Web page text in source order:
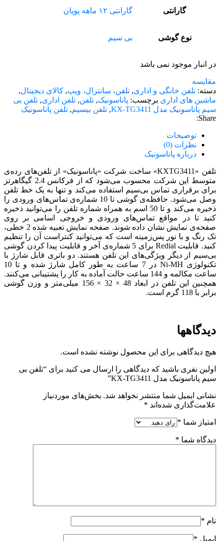
گارانتی گارانتی ۱۲ ماهه پویان
نوع گوشی بی سیم
در انبار موجود نمی باشد
مقایسه
دسته: تلفن خانگی و اداری, تلفن، سانترال، ویپ, کالای دیجیتال,
ماشین های اداری برچسب: پاناسونیک, تلفن, تلفن اداری, تلفن بی
سیم پاناسونیک مدل KX-TG3411
, تلفن بیسیم, تلفن پاناسونیک
Share:
توضیحات
نظرات (0)
درباره پاناسونیک
تلفن «KXTG3411» ساخت شرکت «پاناسونیک» از تلفن‌های رده‌ی
متوسط این شرکت محسوب می‌شود که از فرکانس 2.4 گیگاهرتز
برای برقراری تماس بی‌سیم استفاده می‌کند و تنها به یک خط تلفن
وصل می‌شود. حافظه‌ی گوشی تا 10 شماره‌ی تماس‌های ورودی را
ذخیره می‌کند و تا 50 اسم به همراه شماره تلفن را می‌توانید ذخیره
کنید تا در مواقع تماس‌های ورودی و خروجی اسامی بر روی
صفحه‌ی نمایش نشان داده شوند. صفحه نمایش تعبیه شده 2 خطی،
تک رنگ و با نور پس‌زمینه است که می‌توانید کنتراست آن را تنظیم
کنید. قابلیت Redial برای 5 شماره‌ی آخر و قابلیت پیدا کردن گوشی
بی‌سیم از دیگر ویژگی‌های این تلفن هستند. دو باتری قابل شارژ با
تکنولوژی Ni-MH در 7 ساعت به طور کامل شارژ شده و تا 10
ساعت مکالمه و 144 ساعت حالت آماده به کار را پشتیبانی می‌کنند.
همچنین این تلفن در ابعاد 48 × 32 × 156 میلی‌متر و وزن گوشی
برابر با 118 گرم است.
دیدگاهها
هیچ دیدگاهی برای این محصول نوشته نشده است.
اولین نفری باشید که دیدگاهی را ارسال می کنید برای “تلفن بی
سیم پاناسونیک مدل KX-TG3411”
نشانی ایمیل شما منتشر نخواهد شد. بخش‌های موردنیاز
علامت‌گذاری شده‌اند *
امتیاز شما *
دیدگاه شما *
نام *
ایمیل *